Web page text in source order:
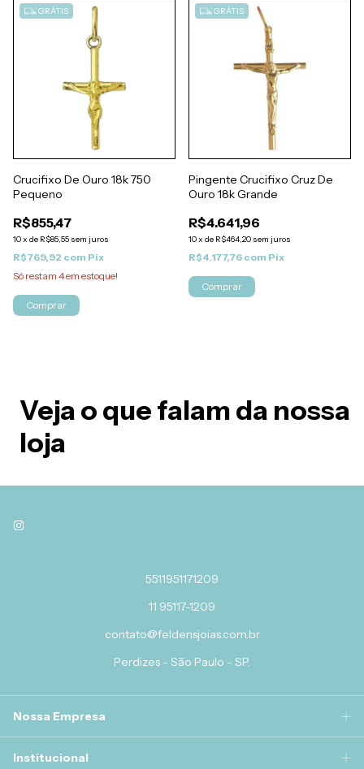
GRÁTIS
Crucifixo De Ouro 18k 750
Pequeno
R$855,47
10x de R$85,55 sem juros
R$769,92 com Pix
Só restam 4em estoque!
Comprar
GRÁTIS
Pingente Crucifixo Cruz De
Ouro 18k Grande
R$4.641,96
10x de R$464,20 sem juros
R$4.177,76 com Pix
Comprar
Veja o que falam da nossa
loja
5511951171209
11 95117-1209
contato@feldensjoias.com.br
Perdizes - São Paulo - SP.
Nossa Empresa
Institucional